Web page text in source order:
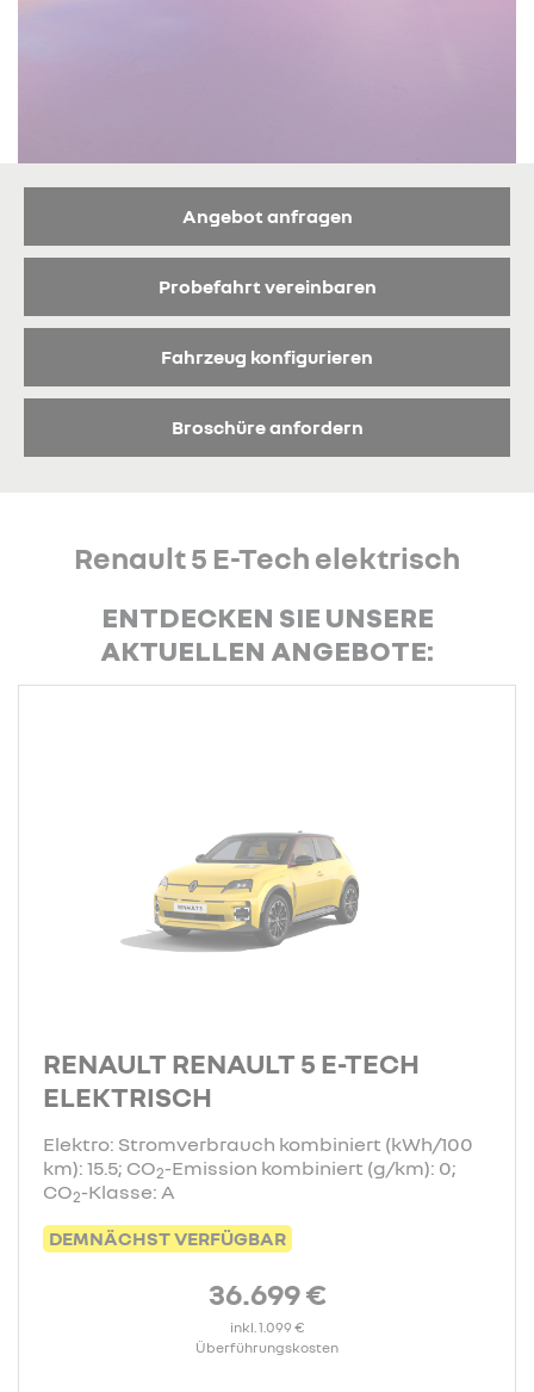
Angebot anfragen
Probefahrt vereinbaren
Fahrzeug konfigurieren
Broschüre anfordern
Renault 5 E-Tech elektrisch
ENTDECKEN SIE UNSERE
AKTUELLEN ANGEBOTE:
RENAULT RENAULT 5 E-TECH
ELEKTRISCH
Elektro: Stromverbrauch kombiniert (kWh/100
km): 15.5; CO2-Emission kombiniert (g/km): 0;
CO2-Klasse: A
DEMNÄCHST VERFÜGBAR
36.699 €
inkl. 1.099 €
Überführungskosten